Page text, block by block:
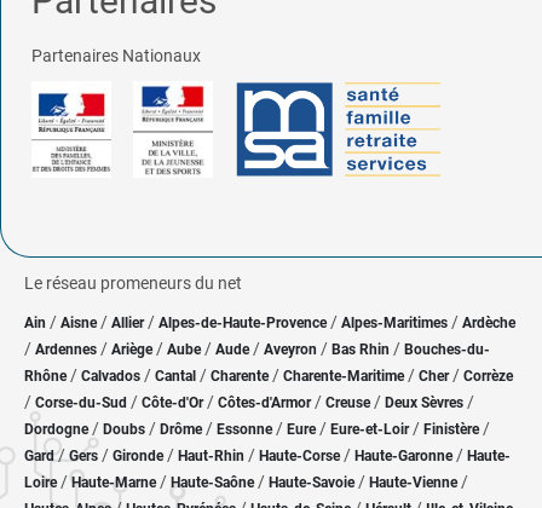
Partenaires Nationaux
Le réseau promeneurs du net
Ain / Aisne/ Allier/ Alpes-de-Haute-Provence / Alpes-Maritimes / Ardèche
/ Ardennes / Ariège/ Aube/ Aude / Aveyron / Bas Rhin / Bouches-du-
Rhône/ Calvados / Cantal / Charente / Charente-Maritime/ Cher / Corrèze
/ Corse-du-Sud / Côte-d'Or / Côtes-d'Armor/ Creuse/ Deux Sèvres /
Dordogne/ Doubs / Drôme/ Essonne / Eure/ Eure-et-Loir / Finistère/
Gard/Gers / Gironde/ Haut-Rhin / Haute-Corse/ Haute-Garonne/ Haute-
Loire/Haute-Marne/ Haute-Saône/ Haute-Savoie/ Haute-Vienne/